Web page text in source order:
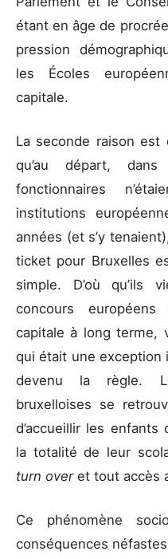
étant en âge de
pression
les Écoles
capitale.
La seconde raison est
qu’au départ,
fonctionnaires
institutions
années (et s’y
ticket pour Bruxelles
simple. D’où qu’ils
concours européens
capitale à long terme,
qui était une exception
devenu la règle.
bruxelloises se
d’accueillir les
la totalité de leur
turn over et tout accès
Ce phénomène
conséquences